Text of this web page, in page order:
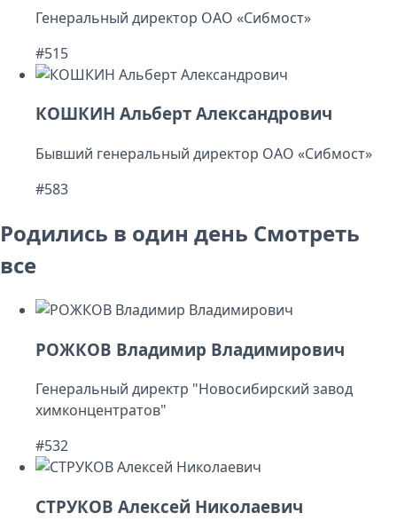
Генеральный директор ОАО «Сибмост»
#515
КОШКИН Альберт Александрович
Бывший генеральный директор ОАО «Сибмост»
#583
Родились в один день Смотреть
все
РОЖКОВ Владимир Владимирович
Генеральный директр "Новосибирский завод
химконцентратов"
#532
СТРУКОВ Алексей Николаевич